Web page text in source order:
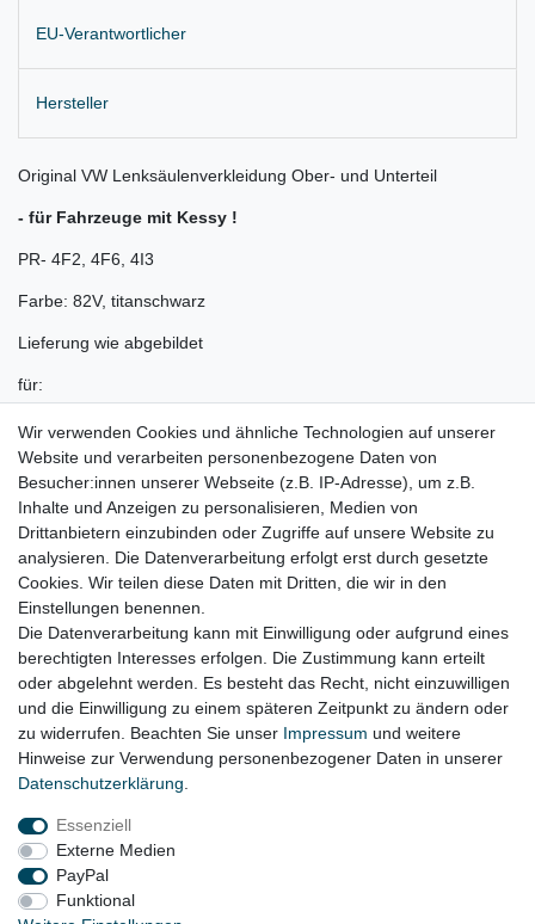
EU-Verantwortlicher
Hersteller
Original VW Lenksäulenverkleidung Ober- und Unterteil
- für Fahrzeuge mit Kessy !
PR- 4F2, 4F6, 4I3
Farbe: 82V, titanschwarz
Lieferung wie abgebildet
für:
VW Beetle 5C Bj. 11.2011 – 07.2017
VW Beetle 5C Cabrio Bj. 11.2012 – 2019
VW Golf plus 5M Bj. 12.2008 – 01.2014
VW Sharan II 7N Bj. 09.2010 – 07.2011
VW Tiguan I 5N Bj. 08.2007 – 01.2016
Lieferzeit etwa 1 bis 3 Werktage
Wir verwenden Cookies und ähnliche Technologien auf unserer
Website und verarbeiten personenbezogene Daten von
Besucher:innen unserer Webseite (z.B. IP-Adresse), um z.B.
Inhalte und Anzeigen zu personalisieren, Medien von
Drittanbietern einzubinden oder Zugriffe auf unsere Website zu
analysieren. Die Datenverarbeitung erfolgt erst durch gesetzte
Cookies. Wir teilen diese Daten mit Dritten, die wir in den
Einstellungen benennen.
Die Datenverarbeitung kann mit Einwilligung oder aufgrund eines
berechtigten Interesses erfolgen. Die Zustimmung kann erteilt
oder abgelehnt werden. Es besteht das Recht, nicht einzuwilligen
und die Einwilligung zu einem späteren Zeitpunkt zu ändern oder
zu widerrufen. Beachten Sie unser Impressum und weitere
Hinweise zur Verwendung personenbezogener Daten in unserer
Daten­schutz­erklärung
Essenziell
Externe Medien
PayPal
Funktional
Impressum
Widerrufs­recht